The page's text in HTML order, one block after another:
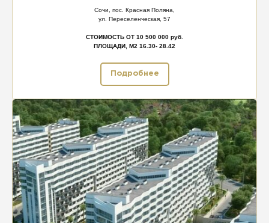
Сочи, пос. Красная Поляна,
ул. Переселенческая, 57
СТОИМОСТЬ ОТ 10 500 000 руб.
ПЛОЩАДИ, М2 16.30- 28.42
Подробнее